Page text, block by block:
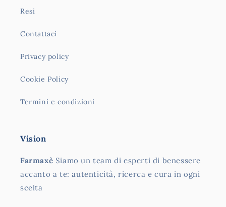
Resi
Contattaci
Privacy policy
Cookie Policy
Termini e condizioni
Vision
Farmaxè Siamo un team di esperti di benessere
accanto a te: autenticità, ricerca e cura in ogni
scelta